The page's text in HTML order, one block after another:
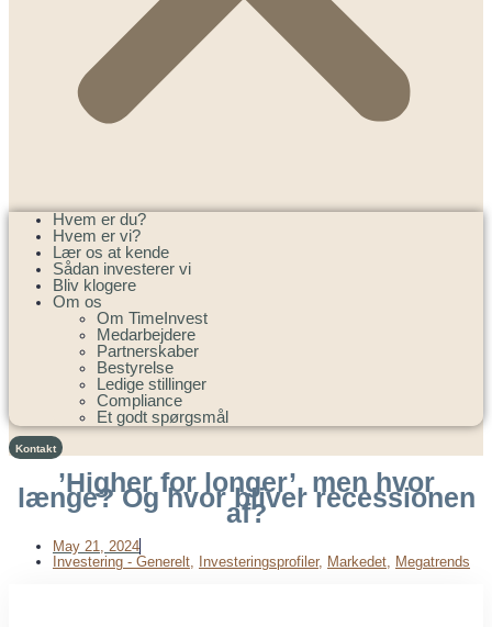
Hvem er du?
Hvem er vi?
Lær os at kende
Sådan investerer vi
Bliv klogere
Om os
Om TimeInvest
Medarbejdere
Partnerskaber
Bestyrelse
Ledige stillinger
Compliance
Et godt spørgsmål
Kontakt
’Higher for longer’, men hvor
længe? Og hvor bliver recessionen
af?
May 21, 2024
Investering - Generelt Investeringsprofiler, Markedet Megatrends